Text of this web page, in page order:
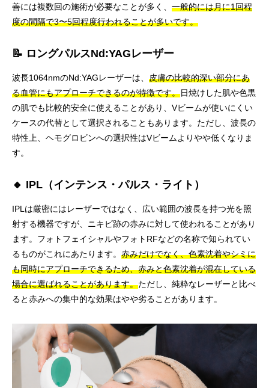
善には複数回の施術が必要なことが多く、 一般的には月に1回程
度の間隔で3〜5回程度行われることが多いです。
📝 ロングパルスNd:YAGレーザー
波長1064nmのNd:YAGレーザーは、 皮膚の比較的深い部分にあ
る血管にもアプローチできるのが特徴です。日焼けした肌や色黒
の肌でも比較的安全に使えることがあり、Vビームが使いにくい
ケースの代替として選択されることもあります。ただし、波長の
特性上、ヘモグロビンへの選択性はVビームよりやや低くなりま
す。
🔸 IPL（インテンス・パルス・ライト）
IPLは厳密にはレーザーではなく、広い範囲の波長を持つ光を照
射する機器ですが、ニキビ跡の赤みに対して使われることがあり
ます。フォトフェイシャルやフォトRFなどの名称で知られてい
るものがこれにあたります。 赤みだけでなく、色素沈着やシミに
も同時にアプローチできるため、赤みと色素沈着が混在している
場合に選ばれることがあります。ただし、純粋なレーザーと比べ
ると赤みへの集中的な効果はやや劣ることがあります。